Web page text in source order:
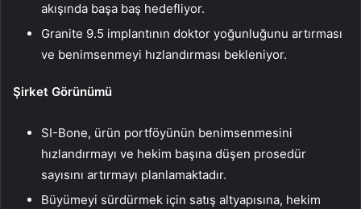
akışında başa baş hedefliyor.
Granite 9.5 implantının doktor yoğunluğunu artırması
ve benimsenmeyi hızlandırması bekleniyor.
Şirket Görünümü
SI-Bone, ürün portföyünün benimsenmesini
hızlandırmayı ve hekim başına düşen prosedür
sayısını artırmayı planlamaktadır.
Büyümeyi sürdürmek için satış altyapısına, hekim